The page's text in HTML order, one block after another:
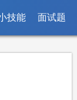
技能 面试题